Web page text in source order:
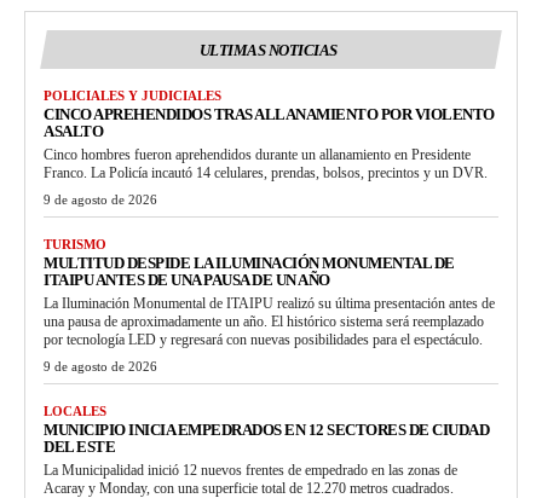
ULTIMAS NOTICIAS
POLICIALES Y JUDICIALES
CINCO APREHENDIDOS TRAS ALLANAMIENTO POR VIOLENTO
ASALTO
Cinco hombres fueron aprehendidos durante un allanamiento en Presidente
Franco. La Policía incautó 14 celulares, prendas, bolsos, precintos y un DVR.
9 de agosto de 2026
TURISMO
MULTITUD DESPIDE LA ILUMINACIÓN MONUMENTAL DE
ITAIPU ANTES DE UNA PAUSA DE UN AÑO
La Iluminación Monumental de ITAIPU realizó su última presentación antes de
una pausa de aproximadamente un año. El histórico sistema será reemplazado
por tecnología LED y regresará con nuevas posibilidades para el espectáculo.
9 de agosto de 2026
LOCALES
MUNICIPIO INICIA EMPEDRADOS EN 12 SECTORES DE CIUDAD
DEL ESTE
La Municipalidad inició 12 nuevos frentes de empedrado en las zonas de
Acaray y Monday, con una superficie total de 12.270 metros cuadrados.